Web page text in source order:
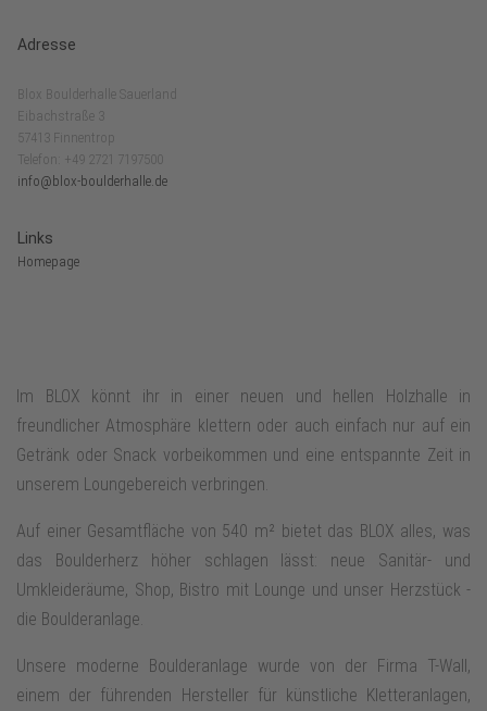
Adresse
Blox Boulderhalle Sauerland
Eibachstraße 3
57413 Finnentrop
Telefon: +49 2721 7197500
info@blox-boulderhalle.de
Links
Homepage
Im BLOX könnt ihr in einer neuen und hellen Holzhalle in
freundlicher Atmosphäre klettern oder auch einfach nur auf ein
Getränk oder Snack vorbeikommen und eine entspannte Zeit in
unserem Loungebereich verbringen.
Auf einer Gesamtfläche von 540 m² bietet das BLOX alles, was
das Boulderherz höher schlagen lässt: neue Sanitär- und
Umkleideräume, Shop, Bistro mit Lounge und unser Herzstück -
die Boulderanlage.
Unsere moderne Boulderanlage wurde von der Firma T-Wall,
einem der führenden Hersteller für künstliche Kletteranlagen,